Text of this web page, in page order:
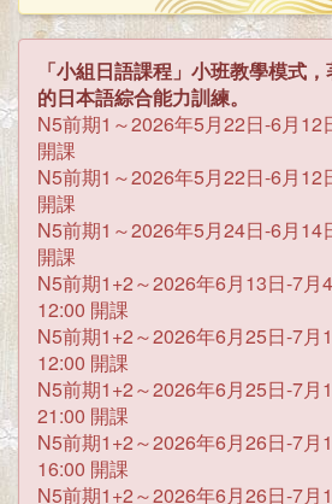
「小組日語課程」小班教學模式
的日本語綜合能力訓練。
N5前期1～2026年5月22日-6月12
開課
N5前期1～2026年5月22日-6月12
開課
N5前期1～2026年5月24日-6月14
開課
N5前期1+2～2026年6月13日-7月
12:00 開課
N5前期1+2～2026年6月25日-7月
12:00 開課
N5前期1+2～2026年6月25日-7月
21:00 開課
N5前期1+2～2026年6月26日-7月
16:00 開課
N5前期1+2～2026年6月26日-7月